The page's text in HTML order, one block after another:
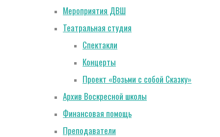
Мероприятия ДВШ
Театральная студия
Спектакли
Концерты
Проект «Возьми с собой Сказку»
Архив Воскресной школы
Финансовая помощь
Преподаватели